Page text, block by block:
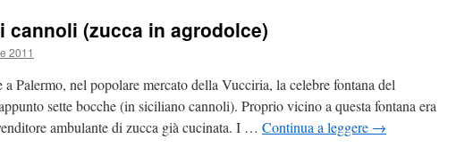
cannoli (zucca in agrodolce)
2011
Palermo, nel popolare mercato della Vucciria, la celebre fontana del
sette bocche (in siciliano cannoli). Proprio vicino a questa fontana era
ambulante di zucca già cucinata. I … Continua a leggere →